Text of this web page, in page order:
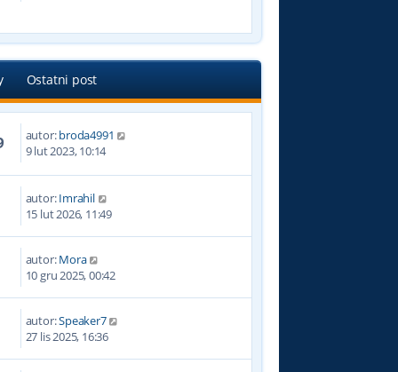
y
p
t
Ostatni post
autor:broda4991
9 lut 2023, 10:14
autor:Imrahil
15 lut 2026, 11:49
autor:Mora
10 gru 2025, 00:42
autor:Speaker7
27 lis 2025, 16:36